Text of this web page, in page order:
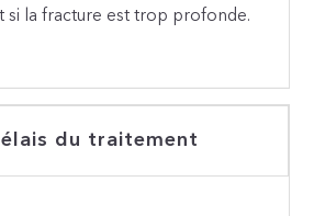
si la fracture est trop profonde.
du traitement